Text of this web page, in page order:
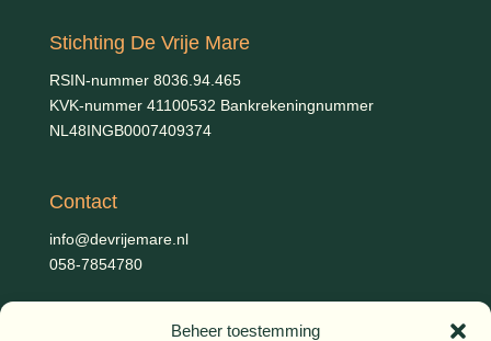
Beheer toestemming
Stichting De Vrije Mare
RSIN-nummer 8036.94.465
KVK-nummer 41100532 Bankrekeningnummer
NL48INGB0007409374
Contact
info@devrijemare.nl
058-7854780